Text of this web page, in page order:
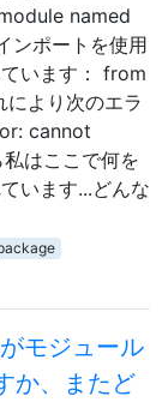
named
ンポートを使用
います： from
より次のエラ
cannot
はここで何を
います...どんな
モジュール
か、またど